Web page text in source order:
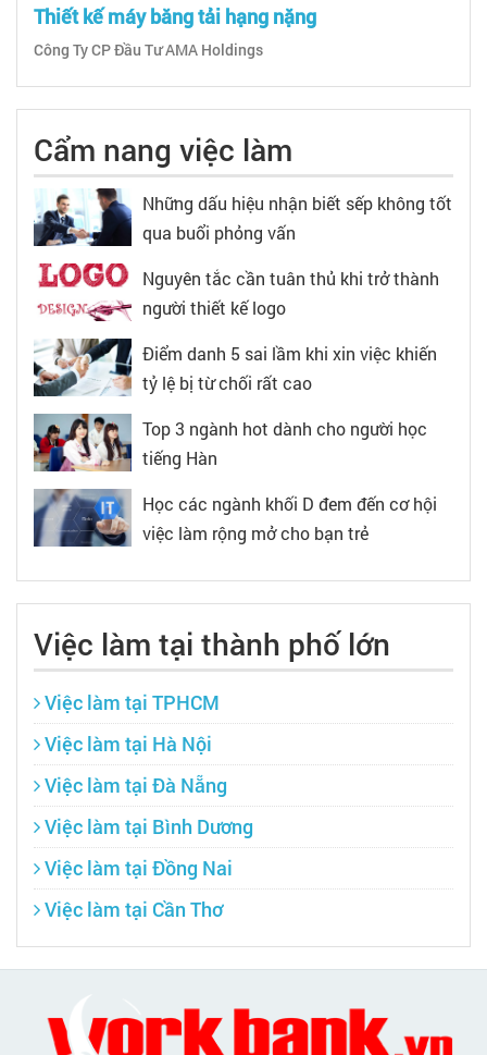
Thiết kế máy băng tải hạng nặng
Công Ty CP Đầu Tư AMA Holdings
Cẩm nang việc làm
Những dấu hiệu nhận biết sếp không tốt
qua buổi phỏng vấn
Nguyên tắc cần tuân thủ khi trở thành
người thiết kế logo
Điểm danh 5 sai lầm khi xin việc khiến
tỷ lệ bị từ chối rất cao
Top 3 ngành hot dành cho người học
tiếng Hàn
Học các ngành khối D đem đến cơ hội
việc làm rộng mở cho bạn trẻ
Việc làm tại thành phố lớn
Việc làm tại TPHCM
Việc làm tại Hà Nội
Việc làm tại Đà Nẵng
Việc làm tại Bình Dương
Việc làm tại Đồng Nai
Việc làm tại Cần Thơ